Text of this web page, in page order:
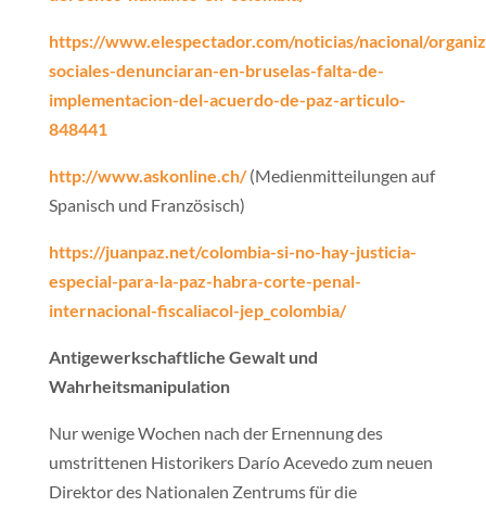
https://www.elespectador.com/noticias/nacional/
sociales-denunciaran-en-bruselas-falta-de-
implementacion-del-acuerdo-de-paz-articulo-
848441
http://www.askonline.ch/(Medienmitteilungen auf
Spanisch und Französisch)
https://juanpaz.net/colombia-si-no-hay-justicia-
especial-para-la-paz-habra-corte-penal-
internacional-fiscaliacol-jep_colombia/
Antigewerkschaftliche Gewalt und
Wahrheitsmanipulation
Nur wenige Wochen nach der Ernennung des
umstrittenen Historikers Darío Acevedo zum neuen
Direktor des Nationalen Zentrums für die